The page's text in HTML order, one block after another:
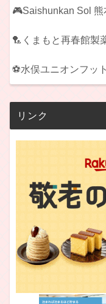
🎮Saishunkan Sol 熊
🏸くまもと再春館製
⚽水俣ユニオンフッ
リンク